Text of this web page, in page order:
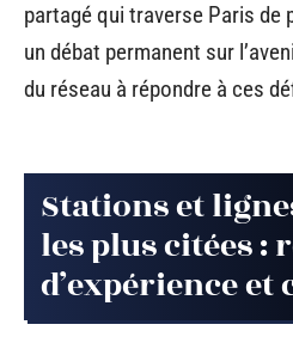
partagé qui traverse Paris de
un débat permanent sur
du réseau à répondre à ces
Stations et
les plus citées :
d’expérience